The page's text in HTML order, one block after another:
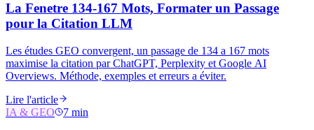
La Fenetre 134-167 Mots, Formater un Passage
pour la Citation LLM
Les études GEO convergent, un passage de 134 a 167 mots
maximise la citation par ChatGPT, Perplexity et Google AI
Overviews. Méthode, exemples et erreurs a éviter.
Lire l'article
IA & GEO
7 min